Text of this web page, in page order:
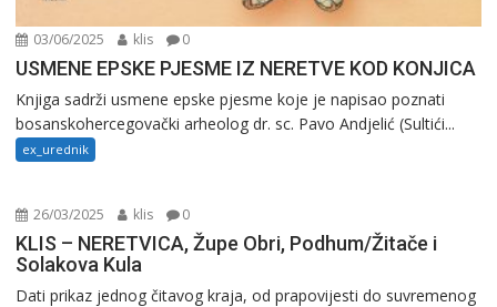
03/06/2025 klis 0
USMENE EPSKE PJESME IZ NERETVE KOD KONJICA
Knjiga sadrži usmene epske pjesme koje je napisao poznati
bosanskohercegovački arheolog dr. sc. Pavo Andjelić (Sultići...
ex_urednik
26/03/2025 klis 0
KLIS – NERETVICA, Župe Obri, Podhum/Žitače i
Solakova Kula
Dati prikaz jednog čitavog kraja, od prapovijesti do suvremenog